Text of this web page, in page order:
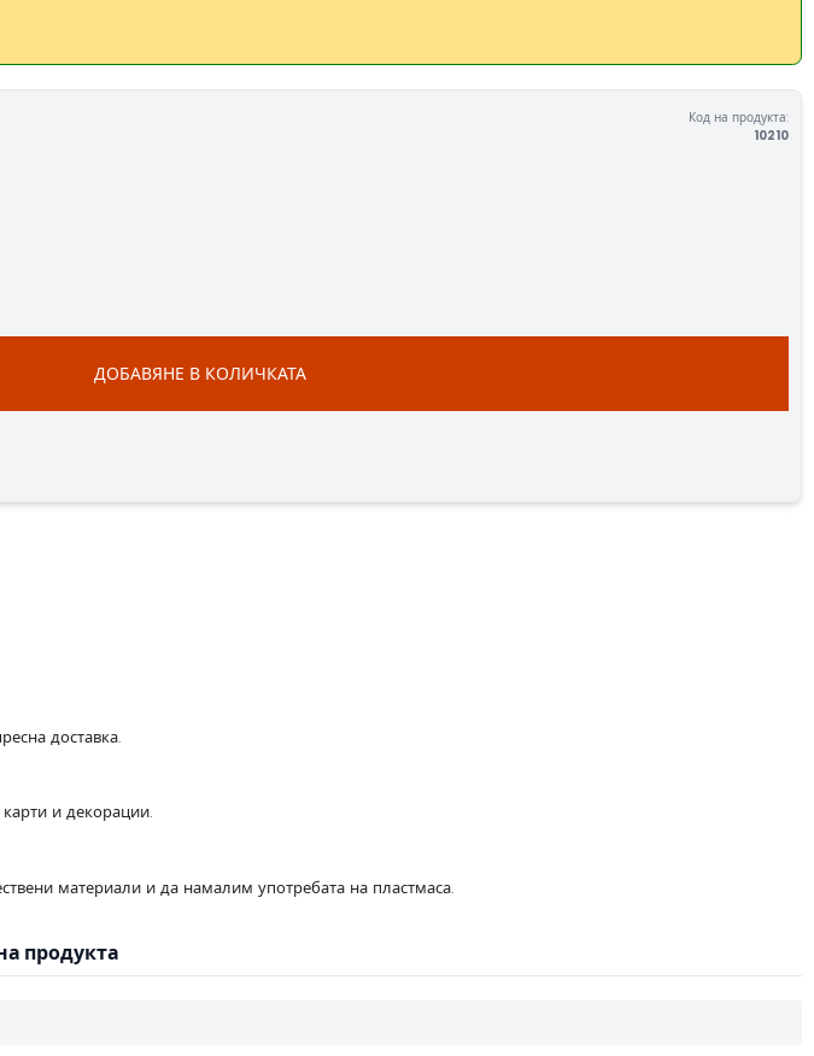
Код на продукта:
10210
ДОБАВЯНЕ В КОЛИЧКАТА
доставка.
и декорации.
материали и да намалим употребата на пластмаса.
продукта